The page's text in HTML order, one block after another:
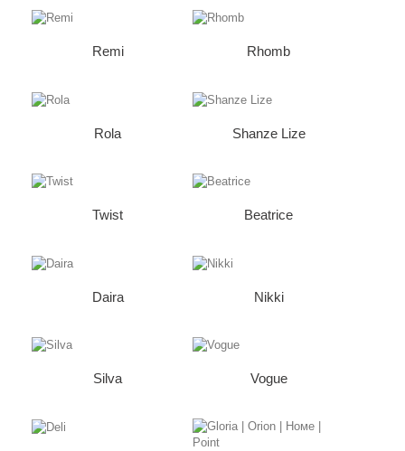
Remi Rhomb
Rola Shanze Lize
Twist Beatrice
Daira Nikki
Silva Vogue